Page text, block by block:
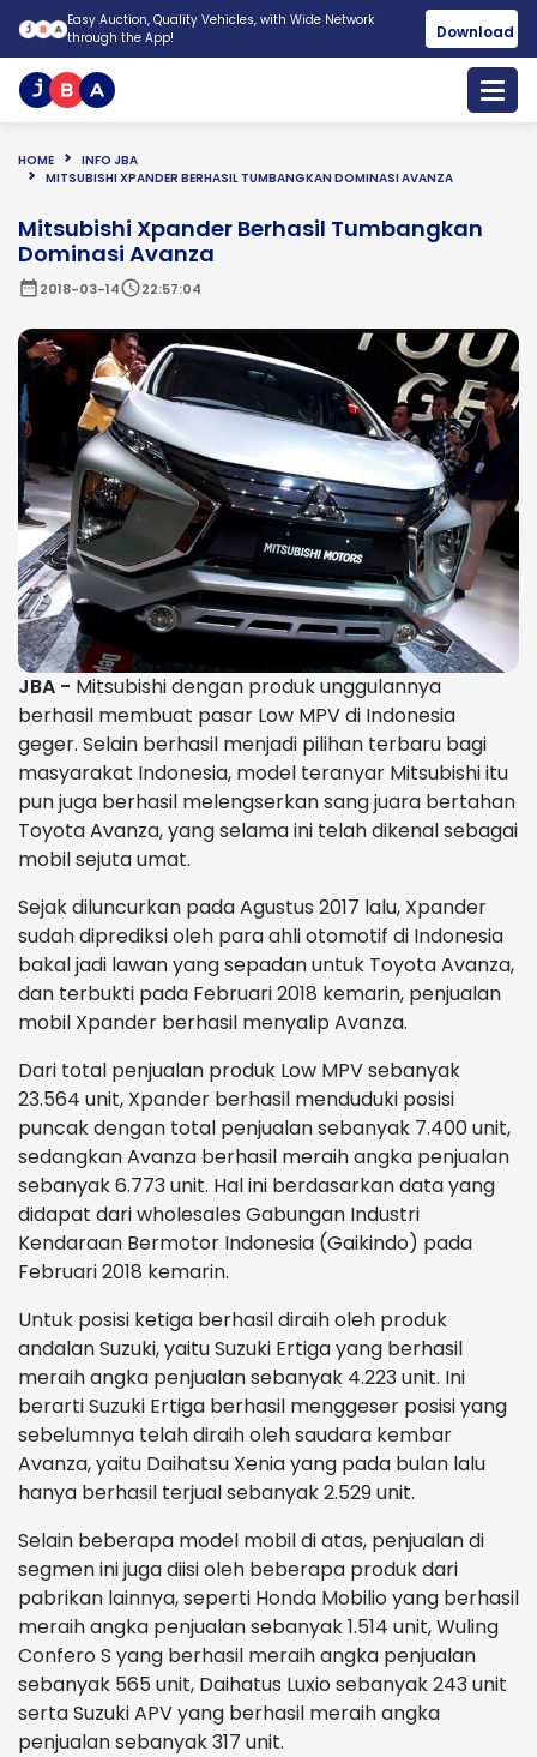
Easy Auction, Quality Vehicles, with Wide Network
through the App!
Download
HOME
INFO JBA
MITSUBISHI XPANDER BERHASIL TUMBANGKAN DOMINASI AVANZA
Mitsubishi Xpander Berhasil Tumbangkan
Dominasi Avanza
date_range2018-03-14schedule22:57:04
JBA - Mitsubishi dengan produk unggulannya
berhasil membuat pasar Low MPV di Indonesia
geger. Selain berhasil menjadi pilihan terbaru bagi
masyarakat Indonesia, model teranyar Mitsubishi itu
pun juga berhasil melengserkan sang juara bertahan
Toyota Avanza, yang selama ini telah dikenal sebagai
mobil sejuta umat.
Sejak diluncurkan pada Agustus 2017 lalu, Xpander
sudah diprediksi oleh para ahli otomotif di Indonesia
bakal jadi lawan yang sepadan untuk Toyota Avanza,
dan terbukti pada Februari 2018 kemarin, penjualan
mobil Xpander berhasil menyalip Avanza.
Dari total penjualan produk Low MPV sebanyak
23.564 unit, Xpander berhasil menduduki posisi
puncak dengan total penjualan sebanyak 7.400 unit,
sedangkan Avanza berhasil meraih angka penjualan
sebanyak 6.773 unit. Hal ini berdasarkan data yang
didapat dari wholesales Gabungan Industri
Kendaraan Bermotor Indonesia (Gaikindo) pada
Februari 2018 kemarin.
Untuk posisi ketiga berhasil diraih oleh produk
andalan Suzuki, yaitu Suzuki Ertiga yang berhasil
meraih angka penjualan sebanyak 4.223 unit. Ini
berarti Suzuki Ertiga berhasil menggeser posisi yang
sebelumnya telah diraih oleh saudara kembar
Avanza, yaitu Daihatsu Xenia yang pada bulan lalu
hanya berhasil terjual sebanyak 2.529 unit.
Selain beberapa model mobil di atas, penjualan di
segmen ini juga diisi oleh beberapa produk dari
pabrikan lainnya, seperti Honda Mobilio yang berhasil
meraih angka penjualan sebanyak 1.514 unit, Wuling
Confero S yang berhasil meraih angka penjualan
sebanyak 565 unit, Daihatus Luxio sebanyak 243 unit
serta Suzuki APV yang berhasil meraih angka
penjualan sebanyak 317 unit.